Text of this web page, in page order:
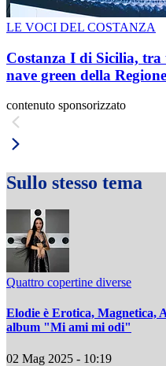
LE VOCI DEL COSTANZA
Costanza I di Sicilia, tra
nave green della Regione
contenuto sponsorizzato
Sullo stesso tema
Quattro copertine diverse
Elodie è Erotica, Magnetica,
album "Mi ami mi odi"
02 Mag 2025 - 10:19